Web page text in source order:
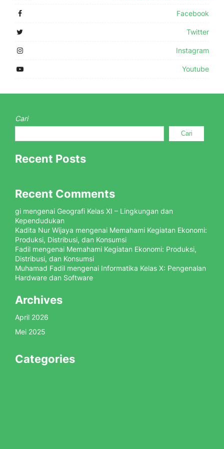
Facebook
Twitter
Instagram
Youtube
Cari
Cari
Recent Posts
Recent Comments
gi mengenai Geografi Kelas XI – Lingkungan dan
Kependudukan
Kadita Nur Wijaya mengenai Memahami Kegiatan Ekonomi:
Produksi, Distribusi, dan Konsumsi
Fadil mengenai Memahami Kegiatan Ekonomi: Produksi,
Distribusi, dan Konsumsi
Muhamad Fadil mengenai Informatika Kelas X: Pengenalan
Hardware dan Software
Archives
April 2026
Mei 2025
Categories